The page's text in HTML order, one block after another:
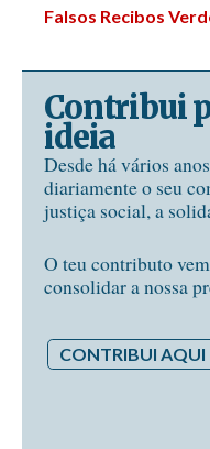
Falsos Recibos
Contribui
ideia
Desde há vários
diariamente o seu
justiça social, a
O teu contributo
consolidar a nossa
CONTRIBUI AQUI